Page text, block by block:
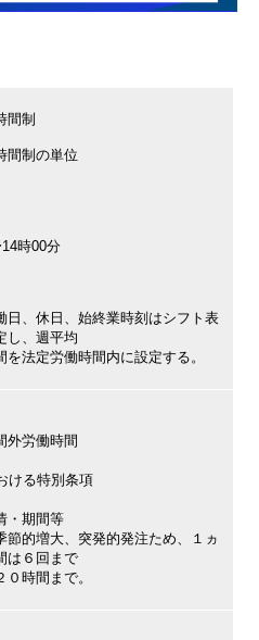
間制
間制の単位
時00分
日、休日、始終業時刻はシフト表
し、週平均
を法定労働時間内に設定する。
外労働時間
ける特別条項
・期間等
節的増大、突発的発注ため、１ヵ
は６回まで
０時間まで。